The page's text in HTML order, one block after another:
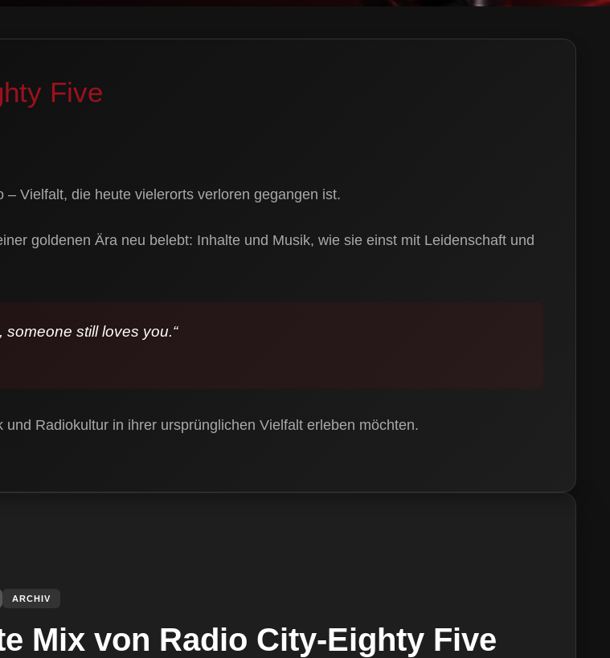
Five
Vielfalt, die heute vielerorts verloren gegangen ist.
goldenen Ära neu belebt: Inhalte und Musik, wie sie einst mit Leidenschaft und
still loves you.“
Radiokultur in ihrer ursprünglichen Vielfalt erleben möchten.
ARCHIV
Mix von Radio City-Eighty Five